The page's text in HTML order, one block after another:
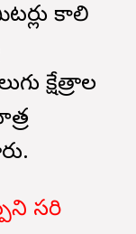
కాలి
క్షేత్రాల
సరి